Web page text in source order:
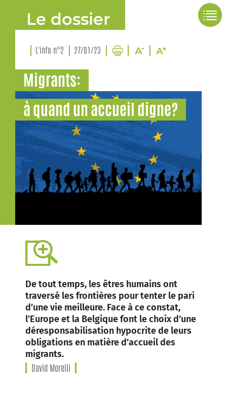
Le dossier
L'info n°2 27/01/23
Migrants:
à quand un accueil digne?
De tout temps, les êtres humains ont
traversé les frontières pour tenter le pari
d’une vie meilleure. Face à ce constat,
l’Europe et la Belgique font le choix d’une
déresponsabilisation hypocrite de leurs
obligations en matière d’accueil des
migrants.
David Morelli